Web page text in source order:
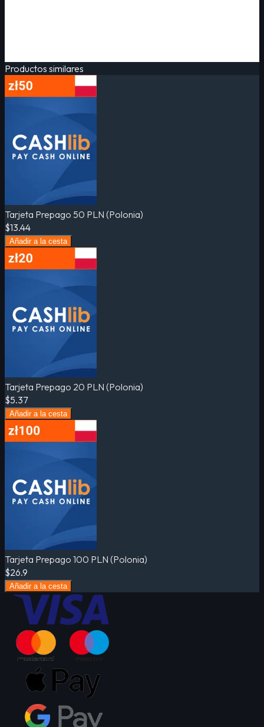
Productos similares
Tarjeta Prepago 50 PLN (Polonia)
$13.44
Añadir a la cesta
Tarjeta Prepago 20 PLN (Polonia)
$5.37
Añadir a la cesta
Tarjeta Prepago 100 PLN (Polonia)
$26.9
Añadir a la cesta